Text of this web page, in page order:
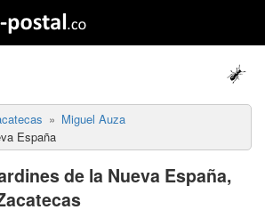
Miguel Auza
España
de la Nueva España,